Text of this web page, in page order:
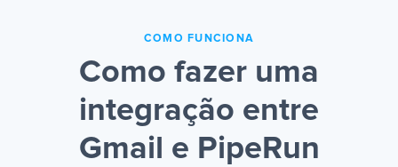
COMO FUNCIONA
Como fazer uma
integração entre
Gmail e PipeRun